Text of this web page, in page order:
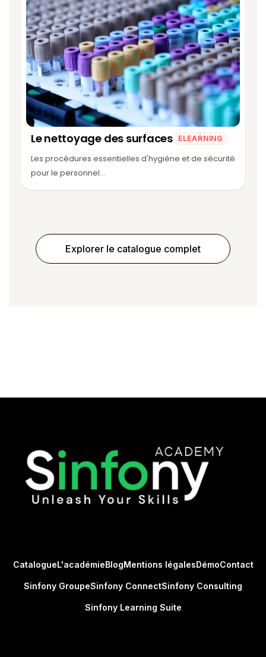
Le nettoyage des surfaces ELEARNING
Les procédures essentielles d'hygiène et de sécurité
pour le personnel...
Explorer le catalogue complet
CatalogueL'académieBlogMentions légalesDémoContact
Sinfony GroupeSinfony ConnectSinfony Consulting
Sinfony Learning Suite